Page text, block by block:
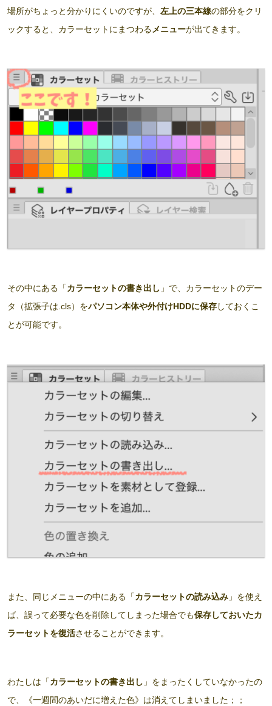
場所がちょっと分かりにくいのですが、 左上の三本線の部分をクリ
ックすると、カラーセットにまつわる メニューが出てきます。
その中にある「カラーセットの書き出し 」で、カラーセットのデー
タ（拡張子は.cls）をパソコン本体や外付けHDDに保存しておくこ
とが可能です。
また、同じメニューの中にある「カラーセットの読み込み 」を使え
ば、誤って必要な色を削除してしまった場合でも保存しておいたカ
ラーセットを復活させることができます。
わたしは「カラーセットの書き出し 」をまったくしていなかったの
で、《一週間のあいだに増えた色》は消えてしまいました；；